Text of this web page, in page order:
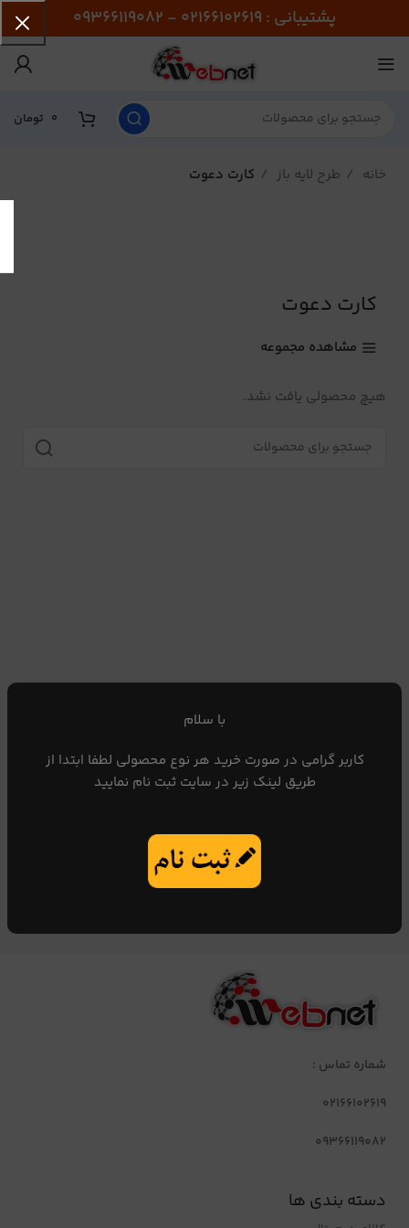
با سلام
کاربر گرامی در صورت خرید هر نوع محصولی لطفا ابتدا از
طریق لینک زیر در سایت ثبت نام نمایید
پشتیبانی : 02166102619 - 09366119082
0 تومان
خانه طرح لایه باز کارت دعوت
کارت دعوت
مشاهده مجموعه
هیچ محصولی یافت نشد.
شماره تماس :
02166102619
09366119082
دسته بندی ها